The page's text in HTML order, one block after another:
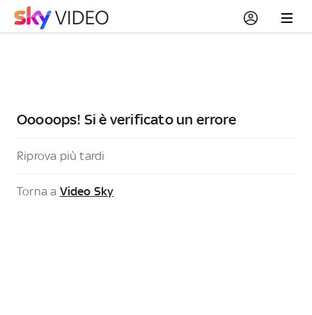
Ooooops! Si è verificato un errore
Riprova più tardi
Torna a Video Sky